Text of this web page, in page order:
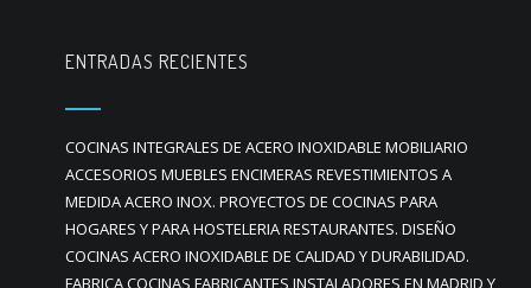
ENTRADAS RECIENTES
COCINAS INTEGRALES DE ACERO INOXIDABLE MOBILIARIO
ACCESORIOS MUEBLES ENCIMERAS REVESTIMIENTOS A
MEDIDA ACERO INOX. PROYECTOS DE COCINAS PARA
HOGARES Y PARA HOSTELERIA RESTAURANTES. DISEÑO
COCINAS ACERO INOXIDABLE DE CALIDAD Y DURABILIDAD.
FABRICA COCINAS FABRICANTES INSTALADORES EN MADRID Y